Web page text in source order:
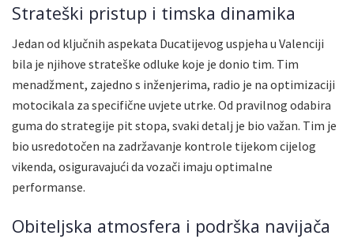
Strateški pristup i timska dinamika
Jedan od ključnih aspekata Ducatijevog uspjeha u Valenciji
bila je njihove strateške odluke koje je donio tim. Tim
menadžment, zajedno s inženjerima, radio je na optimizaciji
motocikala za specifične uvjete utrke. Od pravilnog odabira
guma do strategije pit stopa, svaki detalj je bio važan. Tim je
bio usredotočen na zadržavanje kontrole tijekom cijelog
vikenda, osiguravajući da vozači imaju optimalne
performanse.
Obiteljska atmosfera i podrška navijača